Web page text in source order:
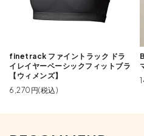
finetrack ファイントラック ドラ
イレイヤーベーシックフィットブラ
【ウィメンズ】
6,270円(税込)